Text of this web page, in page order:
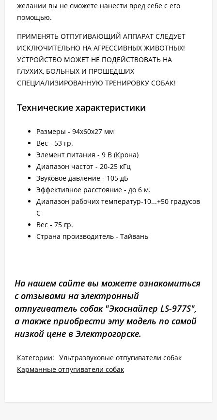
желании вы не сможете нанести вред себе с его
помощью.
ПРИМЕНЯТЬ ОТПУГИВАЮЩИЙ АППАРАТ СЛЕДУЕТ
ИСКЛЮЧИТЕЛЬНО НА АГРЕССИВНЫХ ЖИВОТНЫХ!
УСТРОЙСТВО МОЖЕТ НЕ ПОДЕЙСТВОВАТЬ НА
ГЛУХИХ, БОЛЬНЫХ И ПРОШЕДШИХ
СПЕЦИАЛИЗИРОВАННУЮ ТРЕНИРОВКУ СОБАК!
Технические характеристики
Размеры - 94х60х27 мм
Вес - 53 гр.
Элемент питания - 9 В (Крона)
Диапазон частот - 20-25 кГц
Звуковое давление - 105 дБ
Эффективное расстояние - до 6 м.
Диапазон рабочих температур-10...+50 градусов
С
Вес - 75 гр.
Страна производитель - Тайвань
На нашем сайте вы можете ознакомиться
с отзывами на электронный
отпугиватель собак "Экоснайпер LS-977S",
а также приобрести эту модель по самой
низкой цене в Электрогорске.
Категории: Ультразвуковые отпугиватели собак
Карманные отпугиватели собак